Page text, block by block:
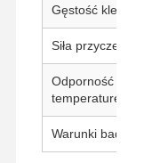
Gęstość kleju
Siła przyczepności
Odporność na
temperaturę
Warunki badania